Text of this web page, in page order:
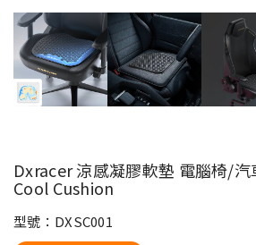
Dxracer 涼感凝膠軟墊 電腦椅/
Cool Cushion
型號：DXSC001